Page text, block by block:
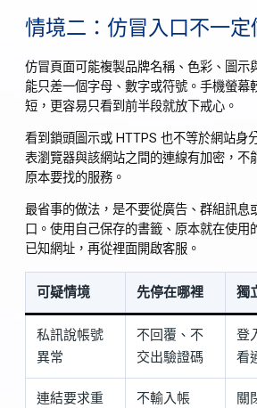
情境二：仿冒入口不一定
仿冒頁面可能複製品牌名稱、色彩、圖示
能只差一個字母、數字或符號。手機螢幕
短，更容易只看到前半段就放下戒心。
看到鎖頭圖示或 HTTPS 也不等於網站身
表瀏覽器與該網站之間的連線有加密，不
原本要找的服務。
最省事的做法，是不要從廣告、群組訊息
口。使用自己保存的書籤、原本就在使用
已知網址，再從裡面開啟客服。
可疑情境 先停在哪裡 獨
私訊說帳號
異常
不回覆、不
交出驗證碼
登
看
連結要求重
不輸入帳
關